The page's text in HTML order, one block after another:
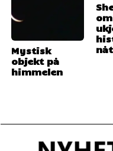
Mystisk
objekt på
himmelen